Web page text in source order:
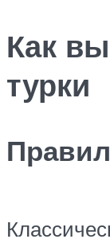
Как
турки